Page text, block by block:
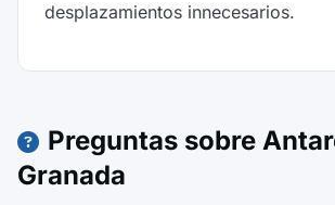
desplazamientos innecesarios.
Preguntas sobre
Granada